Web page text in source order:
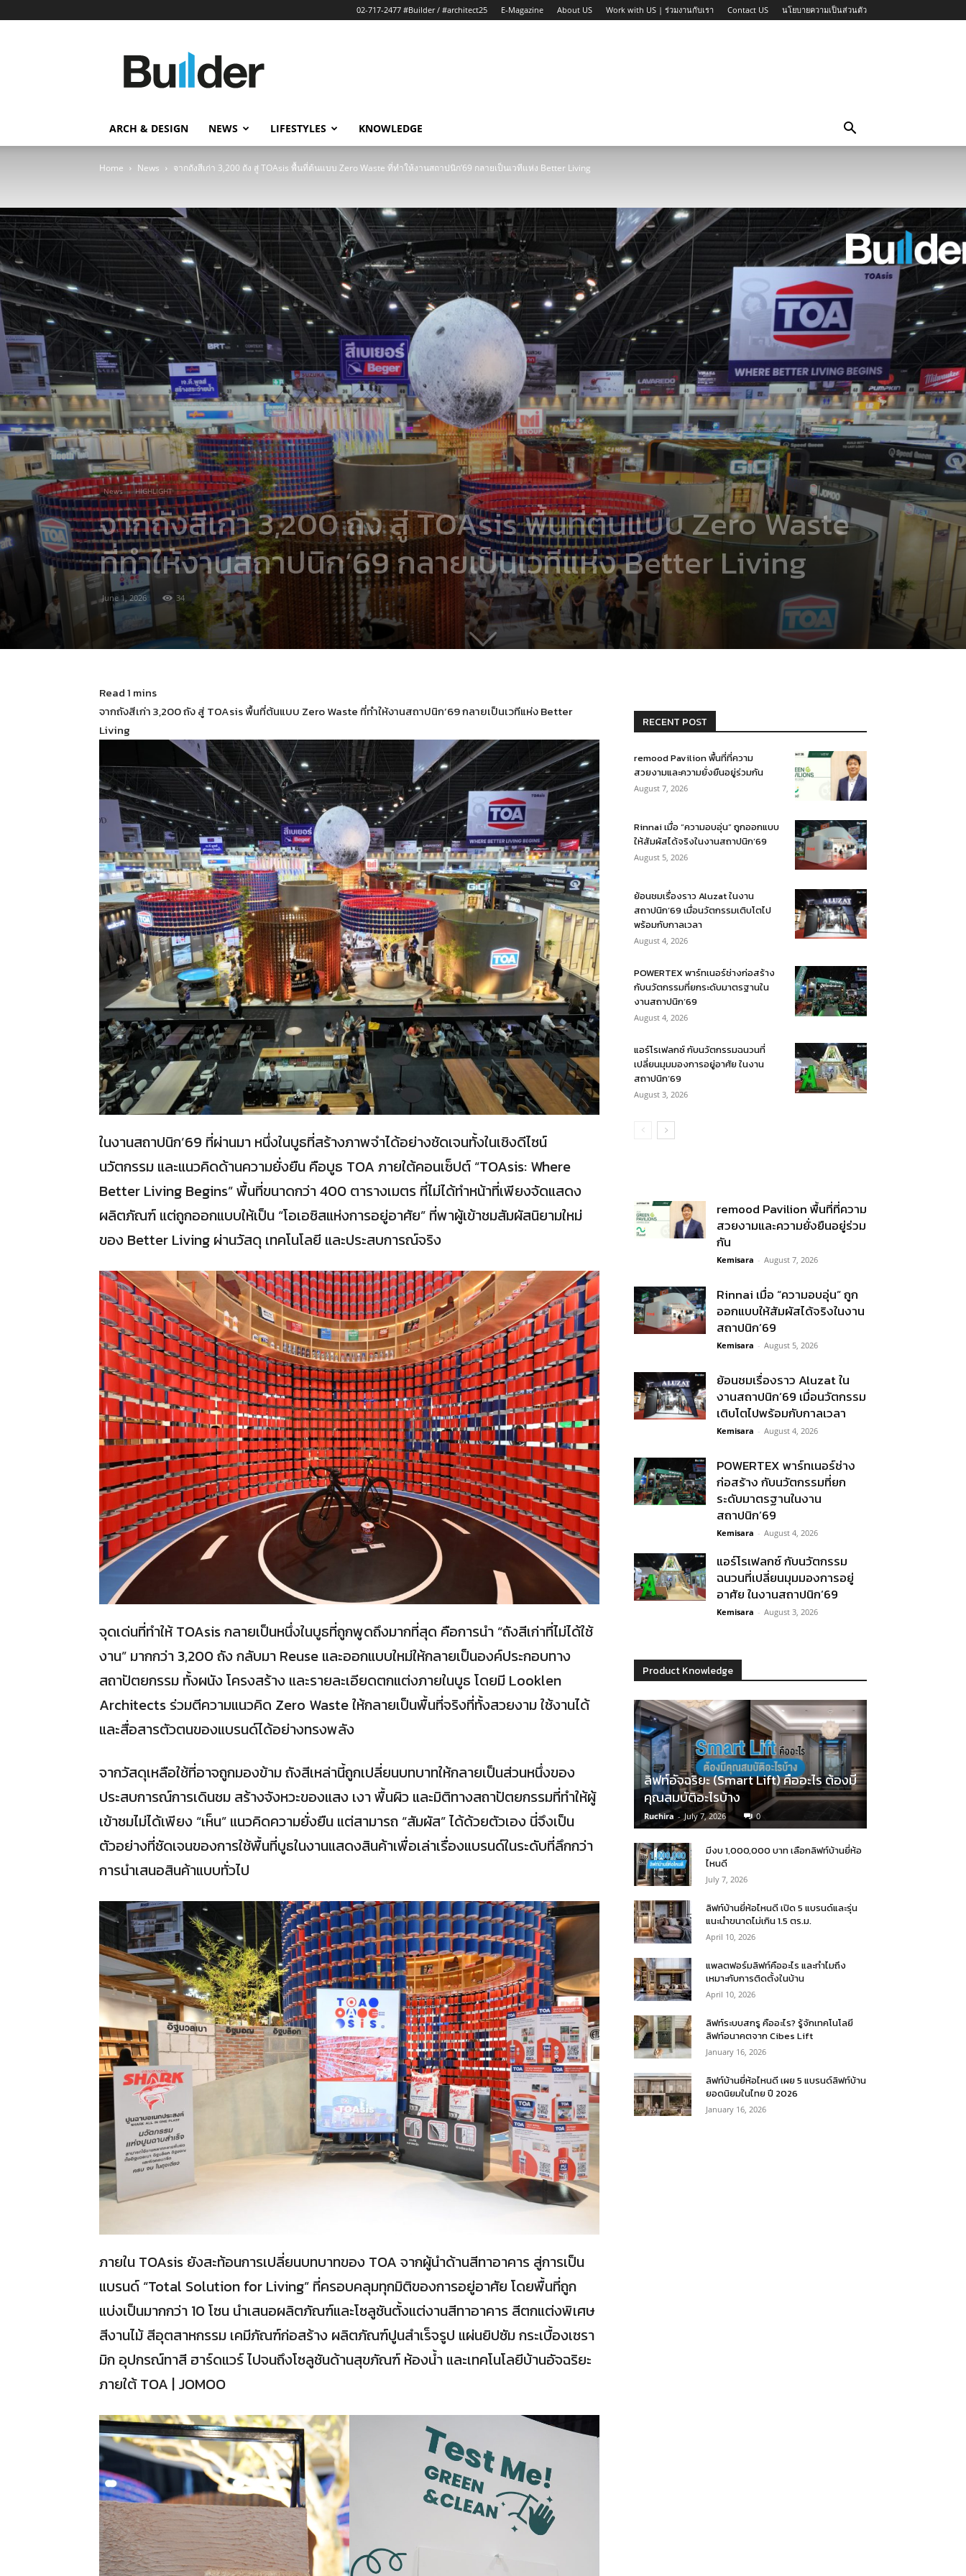
02-717-2477 #Builder / #architect25 E-Magazine About US Work with US | ร่วมงานกับเรา Contact US นโยบายความเป็นส่วนตัว
ข่าว
ก่อสร้าง
ARCH & DESIGN NEWS LIFESTYLES KNOWLEDGE
Home News จากถังสีเก่า 3,200 ถัง สู่ TOAsis พื้นที่ต้นแบบ Zero Waste ที่ทำให้งานสถาปนิก’69 กลายเป็นเวทีแห่ง Better Living
News HIGHLIGHT
จากถังสีเก่า 3,200 ถัง สู่ TOAsis พื้นที่ต้นแบบ Zero Waste
ที่ทำให้งานสถาปนิก’69 กลายเป็นเวทีแห่ง Better Living
June 1, 2026 34
จากถังสีเก่า 3,200 ถัง สู่ TOAsis พื้นที่ต้นแบบ Zero Waste ที่ทำให้งานสถาปนิก’69 กลายเป็นเวทีแห่ง Better
Living
ในงานสถาปนิก’69 ที่ผ่านมา หนึ่งในบูธที่สร้างภาพจำได้อย่างชัดเจนทั้งในเชิงดีไซน์
นวัตกรรม และแนวคิดด้านความยั่งยืน คือบูธ TOA ภายใต้คอนเซ็ปต์ “TOAsis: Where
Better Living Begins” พื้นที่ขนาดกว่า 400 ตารางเมตร ที่ไม่ได้ทำหน้าที่เพียงจัดแสดง
ผลิตภัณฑ์ แต่ถูกออกแบบให้เป็น “โอเอซิสแห่งการอยู่อาศัย” ที่พาผู้เข้าชมสัมผัสนิยามใหม่
ของ Better Living ผ่านวัสดุ เทคโนโลยี และประสบการณ์จริง
จุดเด่นที่ทำให้ TOAsis กลายเป็นหนึ่งในบูธที่ถูกพูดถึงมากที่สุด คือการนำ “ถังสีเก่าที่ไม่ได้ใช้
งาน” มากกว่า 3,200 ถัง กลับมา Reuse และออกแบบใหม่ให้กลายเป็นองค์ประกอบทาง
สถาปัตยกรรม ทั้งผนัง โครงสร้าง และรายละเอียดตกแต่งภายในบูธ โดยมี Looklen
Architects ร่วมตีความแนวคิด Zero Waste ให้กลายเป็นพื้นที่จริงที่ทั้งสวยงาม ใช้งานได้
และสื่อสารตัวตนของแบรนด์ได้อย่างทรงพลัง
จากวัสดุเหลือใช้ที่อาจถูกมองข้าม ถังสีเหล่านี้ถูกเปลี่ยนบทบาทให้กลายเป็นส่วนหนึ่งของ
ประสบการณ์การเดินชม สร้างจังหวะของแสง เงา พื้นผิว และมิติทางสถาปัตยกรรมที่ทำให้ผู้
เข้าชมไม่ได้เพียง “เห็น” แนวคิดความยั่งยืน แต่สามารถ “สัมผัส” ได้ด้วยตัวเอง นี่จึงเป็น
ตัวอย่างที่ชัดเจนของการใช้พื้นที่บูธในงานแสดงสินค้าเพื่อเล่าเรื่องแบรนด์ในระดับที่ลึกกว่า
การนำเสนอสินค้าแบบทั่วไป
ภายใน TOAsis ยังสะท้อนการเปลี่ยนบทบาทของ TOA จากผู้นำด้านสีทาอาคาร สู่การเป็น
แบรนด์ “Total Solution for Living” ที่ครอบคลุมทุกมิติของการอยู่อาศัย โดยพื้นที่ถูก
แบ่งเป็นมากกว่า 10 โซน นำเสนอผลิตภัณฑ์และโซลูชันตั้งแต่งานสีทาอาคาร สีตกแต่งพิเศษ
สีงานไม้ สีอุตสาหกรรม เคมีภัณฑ์ก่อสร้าง ผลิตภัณฑ์ปูนสำเร็จรูป แผ่นยิปซัม กระเบื้องเซรา
มิก อุปกรณ์ทาสี ฮาร์ดแวร์ ไปจนถึงโซลูชันด้านสุขภัณฑ์ ห้องน้ำ และเทคโนโลยีบ้านอัจฉริยะ
ภายใต้ TOA | JOMOO
RECENT POST
remood Pavilion พื้นที่ที่ความ
สวยงามและความยั่งยืนอยู่ร่วมกัน
August 7, 2026
Rinnai เมื่อ “ความอบอุ่น” ถูกออกแบบ
ให้สัมผัสได้จริงในงานสถาปนิก’69
August 5, 2026
ย้อนชมเรื่องราว Aluzat ในงาน
สถาปนิก’69 เมื่อนวัตกรรมเติบโตไป
พร้อมกับกาลเวลา
August 4, 2026
POWERTEX พาร์ทเนอร์ช่างก่อสร้าง
กับนวัตกรรมที่ยกระดับมาตรฐานใน
งานสถาปนิก’69
August 4, 2026
แอร์โรเฟลกซ์ กับนวัตกรรมฉนวนที่
เปลี่ยนมุมมองการอยู่อาศัย ในงาน
สถาปนิก’69
August 3, 2026
remood Pavilion พื้นที่ที่ความ
สวยงามและความยั่งยืนอยู่ร่วม
กัน
Kemisara - August 7, 2026
Rinnai เมื่อ “ความอบอุ่น” ถูก
ออกแบบให้สัมผัสได้จริงในงาน
สถาปนิก’69
Kemisara - August 5, 2026
ย้อนชมเรื่องราว Aluzat ใน
งานสถาปนิก’69 เมื่อนวัตกรรม
เติบโตไปพร้อมกับกาลเวลา
Kemisara - August 4, 2026
POWERTEX พาร์ทเนอร์ช่าง
ก่อสร้าง กับนวัตกรรมที่ยก
ระดับมาตรฐานในงาน
สถาปนิก’69
Kemisara - August 4, 2026
แอร์โรเฟลกซ์ กับนวัตกรรม
ฉนวนที่เปลี่ยนมุมมองการอยู่
อาศัย ในงานสถาปนิก’69
Kemisara - August 3, 2026
Product Knowledge
ลิฟท์อัจฉริยะ (Smart Lift) คืออะไร ต้องมี
คุณสมบัติอะไรบ้าง
Ruchira - July 7, 2026 0
มีงบ 1,000,000 บาท เลือกลิฟท์บ้านยี่ห้อ
ไหนดี
July 7, 2026
ลิฟท์บ้านยี่ห้อไหนดี เปิด 5 แบรนด์และรุ่น
แนะนำขนาดไม่เกิน 1.5 ตร.ม.
April 10, 2026
แพลตฟอร์มลิฟท์คืออะไร และทำไมถึง
เหมาะกับการติดตั้งในบ้าน
April 10, 2026
ลิฟท์ระบบสกรู คืออะไร? รู้จักเทคโนโลยี
ลิฟท์อนาคตจาก Cibes Lift
January 16, 2026
ลิฟท์บ้านยี่ห้อไหนดี เผย 5 แบรนด์ลิฟท์บ้าน
ยอดนิยมในไทย ปี 2026
January 16, 2026